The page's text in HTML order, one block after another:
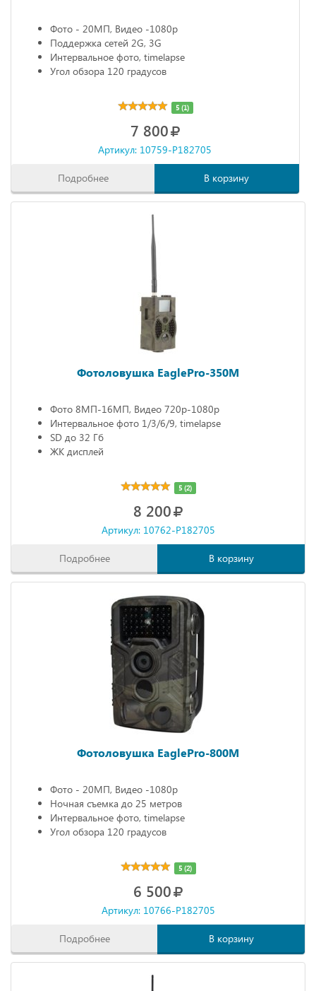
Фото - 20МП, Видео -1080р
Поддержка сетей 2G, 3G
Интервальное фото, timelapse
Угол обзора 120 градусов
5 (1)
7 800
Артикул: 10759-P182705
Подробнее В корзину
Фотоловушка EaglePro-350M
Фото 8МП-16МП, Видео 720р-1080р
Интервальное фото 1/3/6/9, timelapse
SD до 32 Гб
ЖК дисплей
5 (2)
8 200
Артикул: 10762-P182705
Подробнее В корзину
Фотоловушка EaglePro-800M
Фото - 20МП, Видео -1080р
Ночная съемка до 25 метров
Интервальное фото, timelapse
Угол обзора 120 градусов
5 (2)
6 500
Артикул: 10766-P182705
Подробнее В корзину